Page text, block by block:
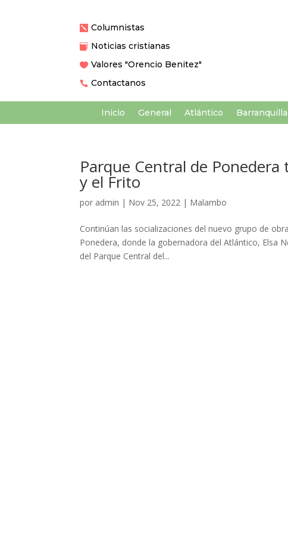
 Columnistas
 Noticias cristianas
 Valores "Orencio Benitez"
 Contactanos
Inicio General Atlántico Barranquilla
Parque Central de
y el Frito
por admin | Nov 25, 2022 | Malambo
Continúan las socializaciones del nuevo grupo de
Ponedera, donde la gobernadora del Atlántico, Elsa
del Parque Central del...